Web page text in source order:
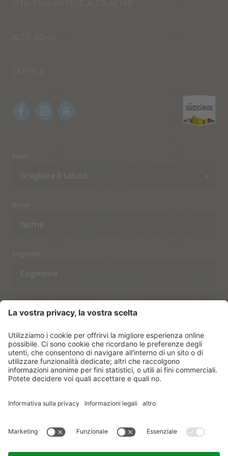
VITALPINA HOTELS ALTO ADIGE
ALTO ADIGE
Saluto
Nome
Cognome
Indirizzo email
Ho preso nota delle norme sulla protezione dei dati.
© Vitalpina Hotels Südtirol . Informativa privacy
.